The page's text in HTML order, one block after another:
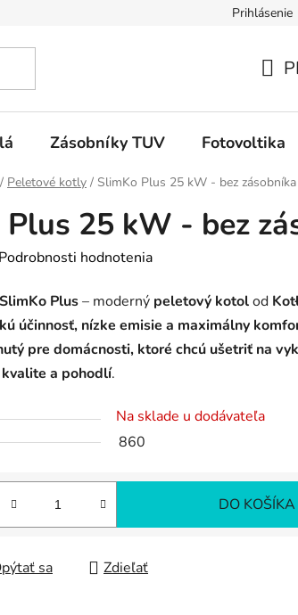
Podmienky ochranyPrihlásenie
KOŠÍK
Zásobníky TUV Fotovoltika
/ Peletové kotly / SlimKo Plus 25 kW - bez zásobníka
25 kW - bez
Podrobnosti hodnotenia
SlimKo Plus– moderný peletový kotolod
účinnosť, nízke emisie a maximálny
pre domácnosti, ktoré chcú ušetriť na
a pohodlí.
Na sklade u dodávateľa
860
DO KOŠÍKA
sa Zdieľať